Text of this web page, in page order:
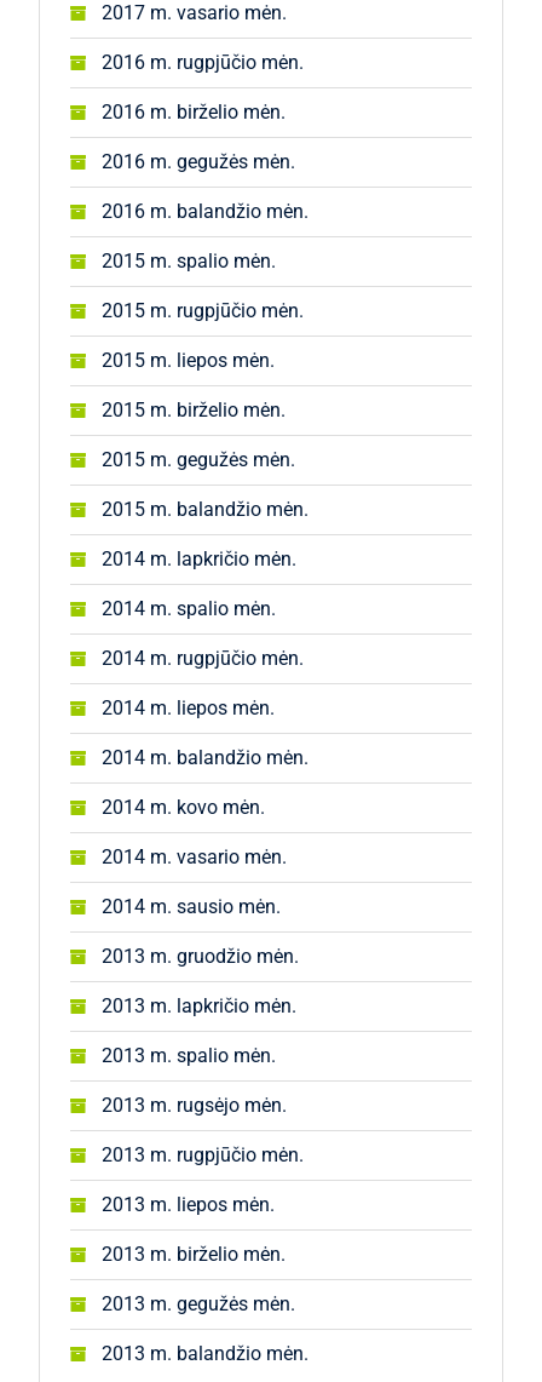
2017 m. vasario mėn.
2016 m. rugpjūčio mėn.
2016 m. birželio mėn.
2016 m. gegužės mėn.
2016 m. balandžio mėn.
2015 m. spalio mėn.
2015 m. rugpjūčio mėn.
2015 m. liepos mėn.
2015 m. birželio mėn.
2015 m. gegužės mėn.
2015 m. balandžio mėn.
2014 m. lapkričio mėn.
2014 m. spalio mėn.
2014 m. rugpjūčio mėn.
2014 m. liepos mėn.
2014 m. balandžio mėn.
2014 m. kovo mėn.
2014 m. vasario mėn.
2014 m. sausio mėn.
2013 m. gruodžio mėn.
2013 m. lapkričio mėn.
2013 m. spalio mėn.
2013 m. rugsėjo mėn.
2013 m. rugpjūčio mėn.
2013 m. liepos mėn.
2013 m. birželio mėn.
2013 m. gegužės mėn.
2013 m. balandžio mėn.